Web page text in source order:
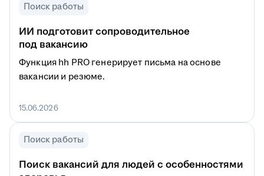
Поиск работы
ИИ подготовит сопроводительное
под вакансию
Функция hh PRO генерирует письма на основе
вакансии и резюме.
15.06.2026
Поиск работы
Поиск вакансий для людей с особенностями